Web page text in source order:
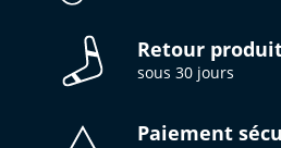
Retour
sous 30 jours
Paiement